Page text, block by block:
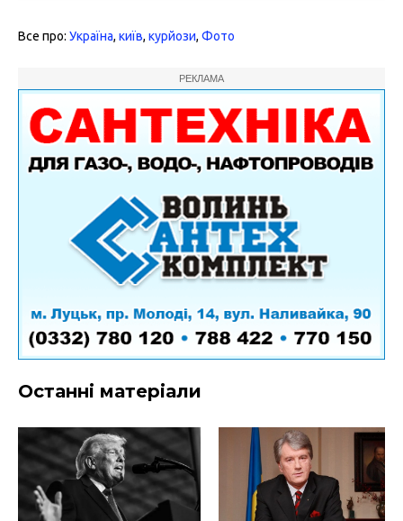
Все про: Україна, київ, курйози, Фото
РЕКЛАМА
Останні матеріали